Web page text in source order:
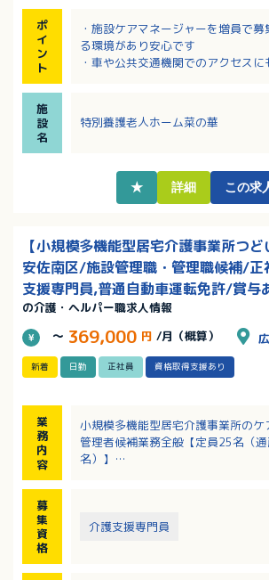
ポ
イ
ン
ト
・施設ケアマネージャーを増員で
る環境があり安心です
・車や公共交通機関でのアクセス
・明るく雰囲気の良い職場！福利厚
実など、働きやすさを大事にしてい
・賞与年３回！年間賞与はなんと
施
設
名
特別養護老人ホーム菜の華
★ 詳細 この求
【小規模多機能型居宅介護事業所つ
安佐南区/施設管理職・管理職候補/
支援専門員,普通自動車運転免許/賞与
の介護・ヘルパー職求人情報
～ 369,000 円 /月（概算）
新着 日勤 正社員 資格取得支援あり
業
務
内
容
小規模多機能型居宅介護事業所のケ
管理者候補業務全般【定員25名（
名）】
・アセスメント業務
募
集
資
格
介護支援専門員